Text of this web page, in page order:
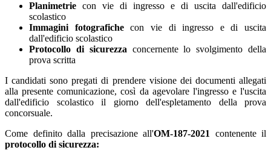
Planimetrie con vie di ingresso e di uscita dall'edificio
scolastico
Immagini fotografichecon vie di ingresso e di uscita
dall'edificio scolastico
Protocollo di sicurezza concernente lo svolgimento della
prova scritta
I candidati sono pregati di prendere visione dei documenti allegati
alla presente comunicazione, così da agevolare l'ingresso e l'uscita
dall'edificio scolastico il giorno dell'espletamento della prova
concorsuale.
Come definito dalla precisazione all'OM-187-2021 contenente il
protocollo di sicurezza: